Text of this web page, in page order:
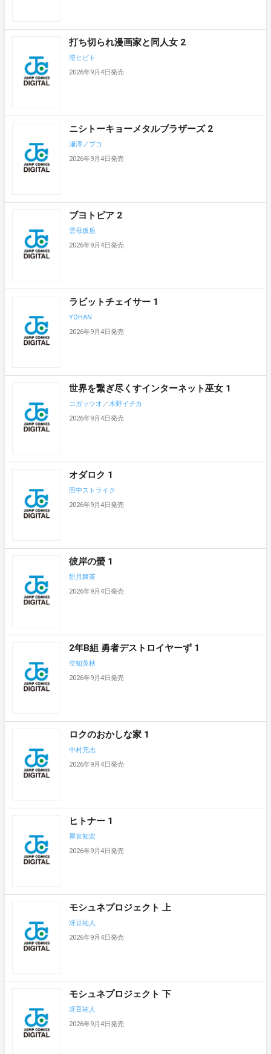
打ち切られ漫画家と同人女 2
澄ヒビト
2026年9月4日発売
ニシトーキョーメタルブラザーズ 2
瀬澤ノブコ
2026年9月4日発売
ブヨトピア 2
雲母坂盾
2026年9月4日発売
ラビットチェイサー 1
YOHAN
2026年9月4日発売
世界を繋ぎ尽くすインターネット巫女 1
コガッツオ ／木野イチカ
2026年9月4日発売
オダロク 1
田中ストライク
2026年9月4日発売
彼岸の螢 1
餅月舞茶
2026年9月4日発売
2年B組 勇者デストロイヤーず 1
空知英秋
2026年9月4日発売
ロクのおかしな家 1
中村充志
2026年9月4日発売
ヒトナー 1
屋宜知宏
2026年9月4日発売
モシュネプロジェクト 上
冴豆祐人
2026年9月4日発売
モシュネプロジェクト 下
冴豆祐人
2026年9月4日発売